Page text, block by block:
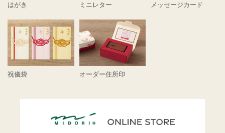
はがき ミニレター メッセージカード
祝儀袋 オーダー住所印